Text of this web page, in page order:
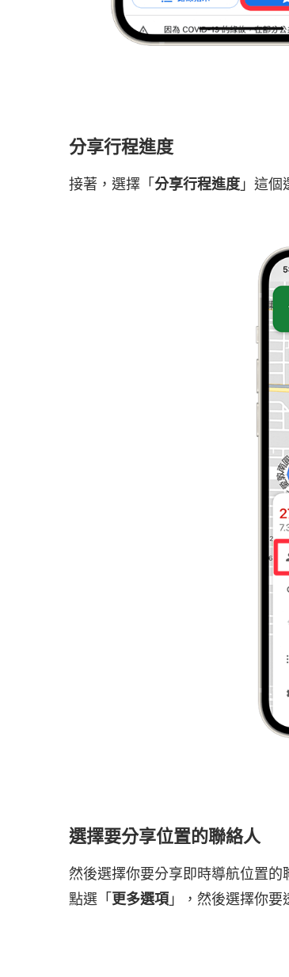
分享行程進度
接著，選擇「 分享行程進度 」這個
選擇要分享位置的聯絡人
然後選擇你要分享即時導航位置的
點選「 更多選項 」，然後選擇你